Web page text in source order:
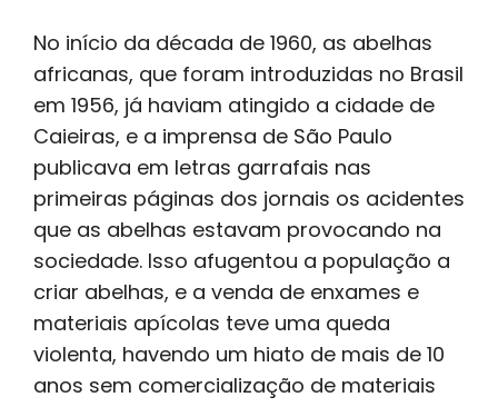
No início da década de 1960, as abelhas
africanas, que foram introduzidas no Brasil
em 1956, já haviam atingido a cidade de
Caieiras, e a imprensa de São Paulo
publicava em letras garrafais nas
primeiras páginas dos jornais os acidentes
que as abelhas estavam provocando na
sociedade. Isso afugentou a população a
criar abelhas, e a venda de enxames e
materiais apícolas teve uma queda
violenta, havendo um hiato de mais de 10
anos sem comercialização de materiais